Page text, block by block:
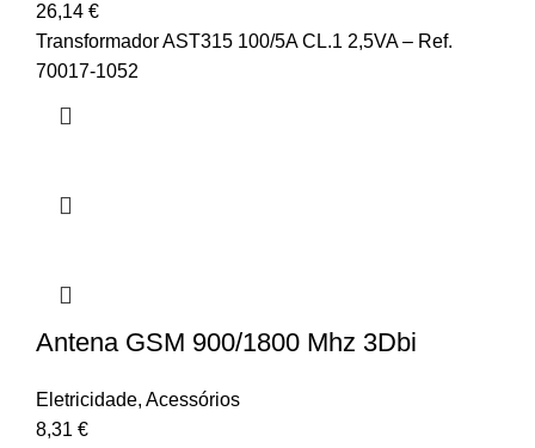
26,14 €
Transformador AST315 100/5A CL.1 2,5VA – Ref.
70017-1052
Antena GSM 900/1800 Mhz 3Dbi
Eletricidade, Acessórios
8,31 €